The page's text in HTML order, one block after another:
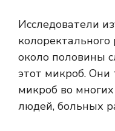
Исследователи
около половины
этот микроб. Они
микроб во
людей, больных